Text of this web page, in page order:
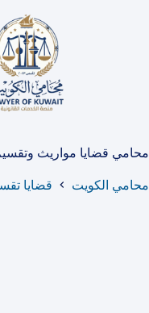
محامي قضايا مواريث
محامي الكويت قضايا